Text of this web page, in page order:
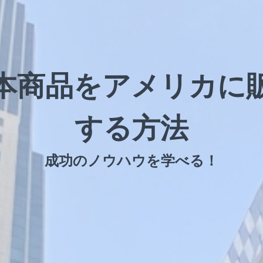
商品をアメリカに
する方法
成功のノウハウを学べる！